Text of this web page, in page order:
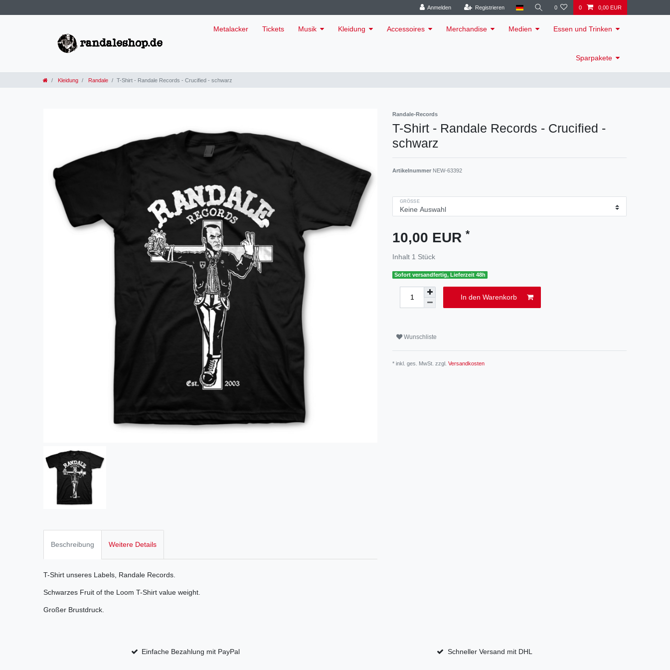
Anmelden Registrieren 0 0 0,00 EUR
Metalacker Tickets Musik Kleidung Accessoires Merchandise Medien Essen und Trinken
Sparpakete
Kleidung Randale T-Shirt - Randale Records - Crucified - schwarz
Randale-Records
T-Shirt - Randale Records - Crucified -
schwarz
Artikelnummer NEW-63392
GRÖSSE
10,00 EUR *
Inhalt 1 Stück
Sofort versandfertig, Lieferzeit 48h
In den Warenkorb
Wunschliste
* inkl. ges. MwSt. zzgl. Versandkosten
Beschreibung Weitere Details
T-Shirt unseres Labels, Randale Records.
Schwarzes Fruit of the Loom T-Shirt value weight.
Großer Brustdruck.
Einfache Bezahlung mit PayPal Schneller Versand mit DHL